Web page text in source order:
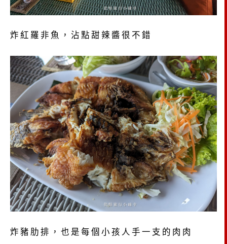
炸紅羅非魚，沾點甜辣醬很不錯
炸豬肋排，也是每個小孩人手一支的肉肉